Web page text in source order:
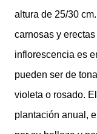
altura de 25/30
carnosas y
inflorescencia es
pueden ser de
violeta o rosado.
plantación anual,